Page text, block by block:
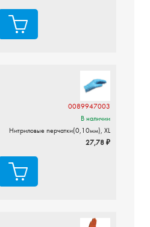
0089947003
В наличии
Нитриловые перчатки(0,10мм), XL
27,78 ₽